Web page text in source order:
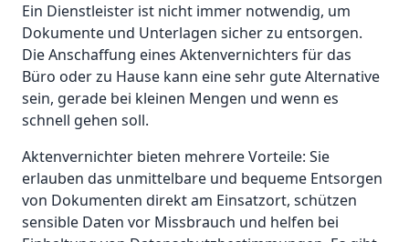
Ein Dienstleister ist nicht immer notwendig, um
Dokumente und Unterlagen sicher zu entsorgen.
Die Anschaffung eines Aktenvernichters für das
Büro oder zu Hause kann eine sehr gute Alternative
sein, gerade bei kleinen Mengen und wenn es
schnell gehen soll.
Aktenvernichter bieten mehrere Vorteile: Sie
erlauben das unmittelbare und bequeme Entsorgen
von Dokumenten direkt am Einsatzort, schützen
sensible Daten vor Missbrauch und helfen bei